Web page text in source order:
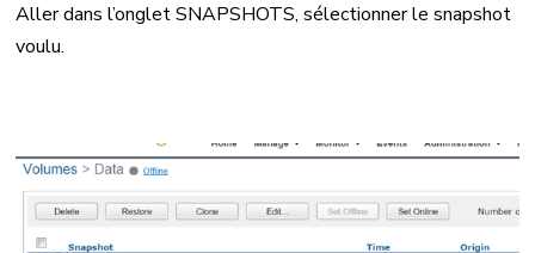
Aller dans l’onglet SNAPSHOTS, sélectionner le snapshot
voulu.